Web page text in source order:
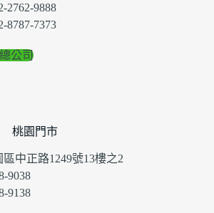
2762-9888
8787-7373
公司
桃園門市
中正路1249號13樓之2
9038
9138